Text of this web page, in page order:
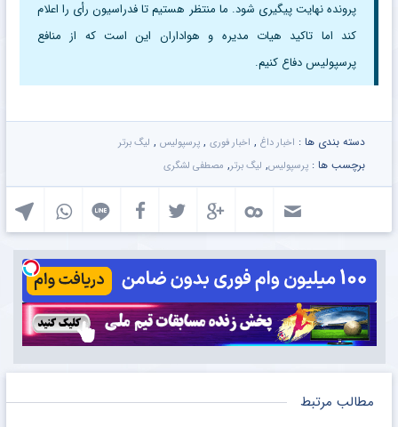
پرونده نهایت پیگیری شود. ما منتظر هستیم تا فدراسیون رأی را اعلام
کند اما تاکید هیات مدیره و هواداران این است که از منافع
پرسپولیس دفاع کنیم.
دسته بندی ها : اخبار داغ , اخبار فوری , پرسپولیس , لیگ برتر
برچسب ها : پرسپولیس, لیگ برتر, مصطفی لشگری
مطالب مرتبط